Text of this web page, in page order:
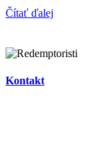
Čítať ďalej
Kontakt